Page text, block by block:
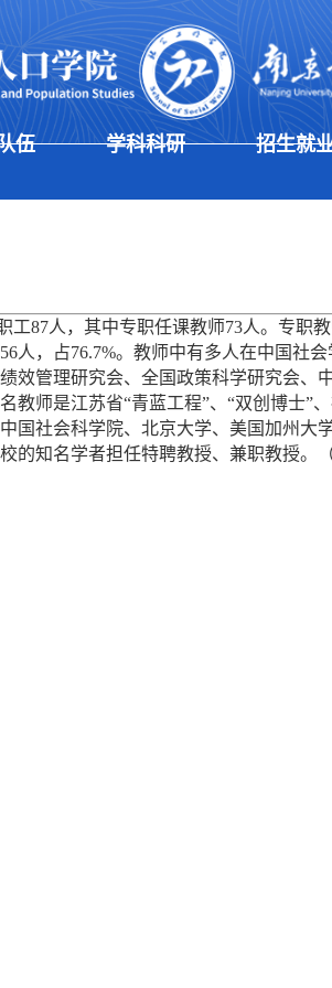
伍 学科科研 招生就
87人，其中专职任课教师73人。专职教
人，占76.7%。教师中有多人在中国社
效管理研究会、全国政策科学研究会、
教师是江苏省“青蓝工程”、“双创博士
国社会科学院、北京大学、美国加州大
的知名学者担任特聘教授、兼职教授。（